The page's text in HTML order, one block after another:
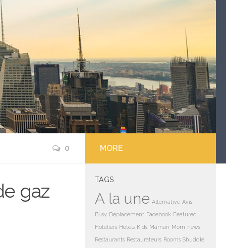
0
gaz
MORE
TAGS
A la une Alternative Avis
Busy Deplacement Facebook Featured
Hoteliers Hotels Kids Maman Mom news
Restaurants Restaurateurs Rooms Shuddle